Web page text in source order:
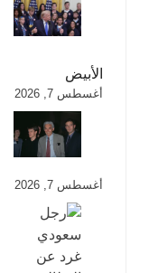
الأبيض
أغسطس 7, 2026
أغسطس 7, 2026